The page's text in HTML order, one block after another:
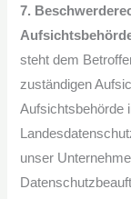
7.
steht dem
zuständigen
Aufsichtsbehörde
unser